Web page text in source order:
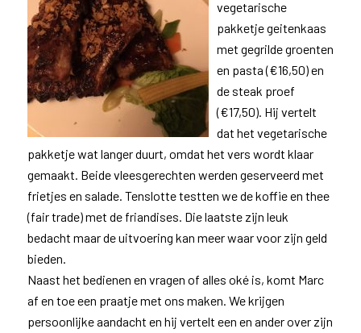
vegetarische
pakketje geitenkaas
met gegrilde groenten
en pasta (€16,50) en
de steak proef
(€17,50). Hij vertelt
dat het vegetarische
pakketje wat langer duurt, omdat het vers wordt klaar
gemaakt. Beide vleesgerechten werden geserveerd met
frietjes en salade. Tenslotte testten we de koffie en thee
(fair trade) met de friandises. Die laatste zijn leuk
bedacht maar de uitvoering kan meer waar voor zijn geld
bieden.
Naast het bedienen en vragen of alles oké is, komt Marc
af en toe een praatje met ons maken. We krijgen
persoonlijke aandacht en hij vertelt een en ander over zijn